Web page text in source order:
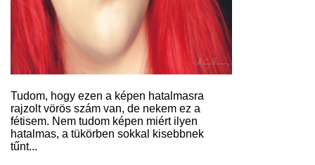
Tudom, hogy ezen a képen hatalmasra
rajzolt vörös szám van, de nekem ez a
fétisem. Nem tudom képen miért ilyen
hatalmas, a tükörben sokkal kisebbnek
tűnt...